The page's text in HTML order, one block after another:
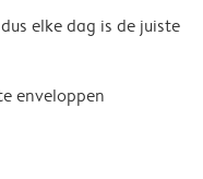
elke dag is de juiste
enveloppen